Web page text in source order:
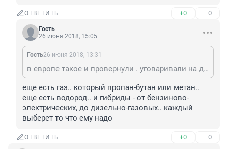
ОТВЕТИТЬ +0 –0
Гость
26 июня 2018, 15:05
Гость26 июня 2018, 13:31
в европе такое и провернули . уговаривали на дизель . но вдруг выяснилось что он очень грязен ( хотя всяко лучше бинзинки )) ) и нужен электро кар )))
еще есть газ.. который пропан-бутан или метан..
еще есть водород.. и гибриды - от бензиново-
электрических, до дизельно-газовых.. каждый
выберет то что ему надо
ОТВЕТИТЬ +0 –0